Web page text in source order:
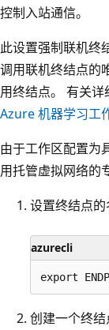
控制入站通信。
此设置强制联机终
调用联机终结点的
用终结点。 有关
Azure 机器学习工
由于工作区配置为
用托管虚拟网络的
设置终结点的
azurecli
创建一个终